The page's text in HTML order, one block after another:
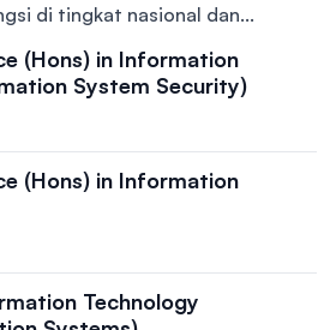
di tingkat nasional dan...
(Hons) in Information
System Security)
(Hons) in Information
Technology